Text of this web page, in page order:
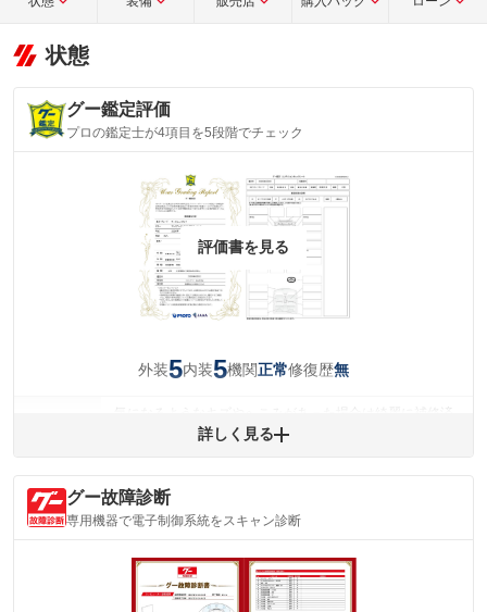
状態
グー鑑定評価
プロの鑑定士が4項目を5段階でチェック
評価書を見る
外装5内装5機関正常修復歴無
みですが、 小さなキズやヘコミが残っている場合もありま
内装
(内装状態)
気になる汚れ等がない綺麗な室内を保っています。
主要機関に不具合はありません。
詳細は鑑定書をご確認ください。
詳しく見る
グー故障診断
専用機器で電子制御系統をスキャン診断